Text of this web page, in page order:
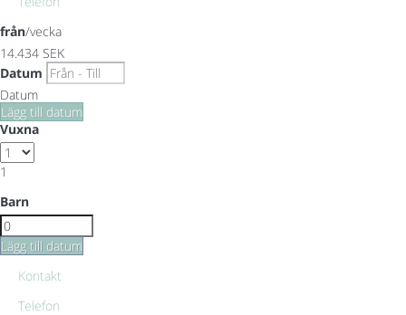
från/vecka
14.434 SEK
Datum
Datum
Lägg till datum
Vuxna
1
Barn
Lägg till datum
Kontakt
Telefon